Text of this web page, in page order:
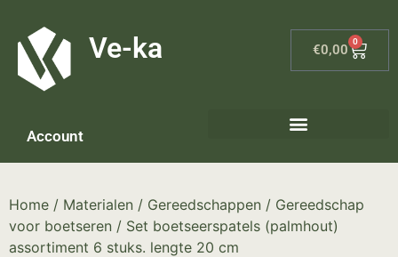
Ve-ka €0,00
0
Account
Home / Materialen / Gereedschappen / Gereedschap
voor boetseren / Set boetseerspatels (palmhout)
assortiment 6 stuks. lengte 20 cm